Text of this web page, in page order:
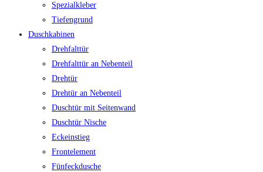
Spezialkleber
Tiefengrund
Duschkabinen
Drehfalttür
Drehfalttür an Nebenteil
Drehtür
Drehtür an Nebenteil
Duschtür mit Seitenwand
Duschtür Nische
Eckeinstieg
Frontelement
Fünfeckdusche